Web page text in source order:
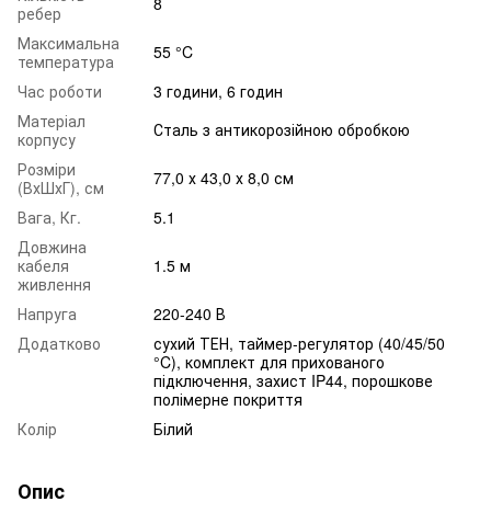
ребер
Максимальна
температура
55 °C
Час роботи
3 години, 6 годин
Матеріал
корпусу
Сталь з антикорозійною обробкою
Розміри
(ВхШхГ), см
77,0 х 43,0 х 8,0 см
Вага, Кг.
5.1
Довжина
кабеля
живлення
1.5 м
Напруга
220-240 В
Додатково
сухий ТЕН, таймер-регулятор (40/45/50
°C), комплект для прихованого
підключення, захист IP44, порошкове
полімерне покриття
Колір
Білий
Опис